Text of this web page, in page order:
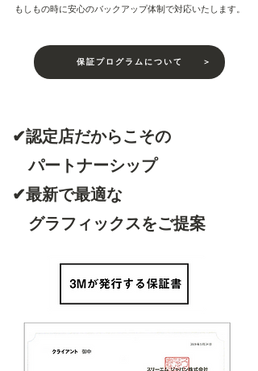
​もしもの時に安心のバックアップ体制で対応いたします。
保証プログラムについて ＞
✔︎認定店だからこその
パートナーシップ
✔︎最新で最適な
​ グラフィックスをご提案